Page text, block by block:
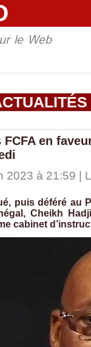
le Web
en
2023 à 21:59 |
puis déféré au
Cheikh
cabinet